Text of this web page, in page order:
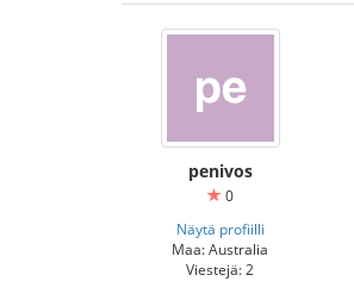
penivos
0
Näytä profiilli
Maa: Australia
Viestejä: 2